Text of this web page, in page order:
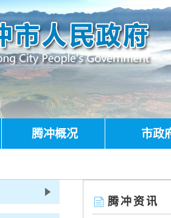
腾冲概况 市政
腾冲资讯